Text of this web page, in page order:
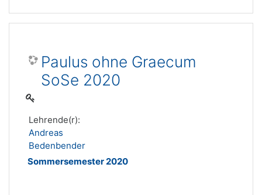
Paulus ohne Graecum
SoSe 2020
Lehrende(r):
Andreas
Bedenbender
Sommersemester 2020